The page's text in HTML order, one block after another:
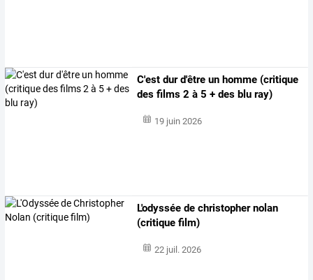
C'est dur d'être un homme (critique
des films 2 à 5 + des blu ray)
19 juin 2026
L'odyssée de christopher nolan
(critique film)
22 juil. 2026